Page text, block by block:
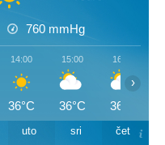
760 mmHg
14:00
36°C
15:00
36°C
16:00
36°C
›
uto sri čet